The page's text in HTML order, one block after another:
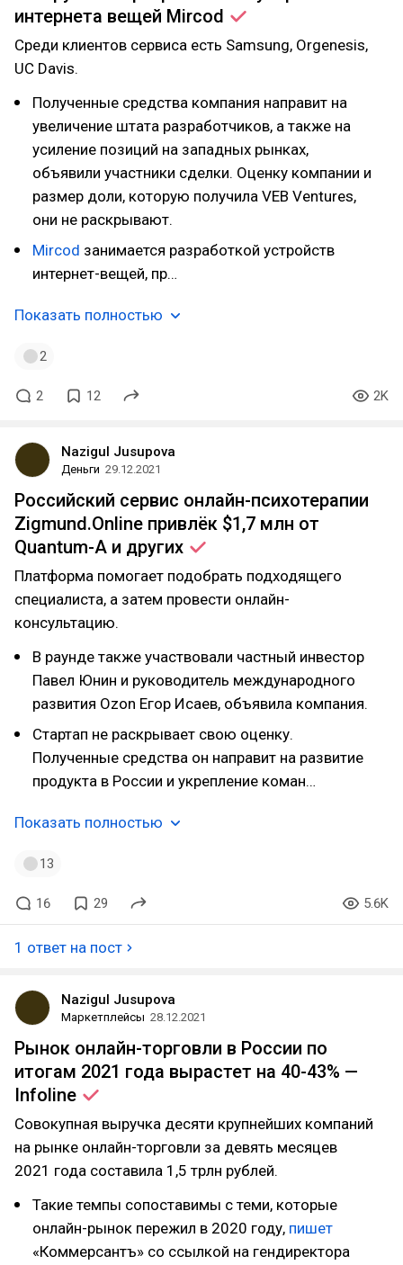
интернета вещей Mircod
Среди клиентов сервиса есть Samsung, Orgenesis,
UC Davis.
Полученные средства компания направит на
увеличение штата разработчиков, а также на
усиление позиций на западных рынках,
объявили участники сделки. Оценку компании и
размер доли, которую получила VEB Ventures,
они не раскрывают.
Mircod занимается разработкой устройств
интернет-вещей, пр…
Показать полностью
2
2 12 2K
Nazigul Jusupova
Деньги 29.12.2021
Российский сервис онлайн-психотерапии
Zigmund.Online привлёк $1,7 млн от
Quantum-A и других
Платформа помогает подобрать подходящего
специалиста, а затем провести онлайн-
консультацию.
В раунде также участвовали частный инвестор
Павел Юнин и руководитель международного
развития Ozon Егор Исаев, объявила компания.
Стартап не раскрывает свою оценку.
Полученные средства он направит на развитие
продукта в России и укрепление коман…
Показать полностью
13
16 29 5.6K
1 ответ на пост
Nazigul Jusupova
Маркетплейсы 28.12.2021
Рынок онлайн-торговли в России по
итогам 2021 года вырастет на 40-43% —
Infoline
Совокупная выручка десяти крупнейших компаний
на рынке онлайн-торговли за девять месяцев
2021 года составила 1,5 трлн рублей.
Такие темпы сопоставимы с теми, которые
онлайн-рынок пережил в 2020 году, пишет
«Коммерсантъ» со ссылкой на гендиректора